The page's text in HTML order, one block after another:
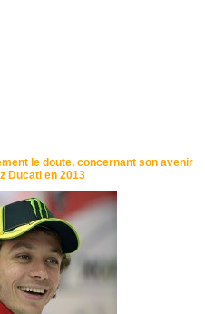
le doute, concernant son avenir
Ducati en 2013